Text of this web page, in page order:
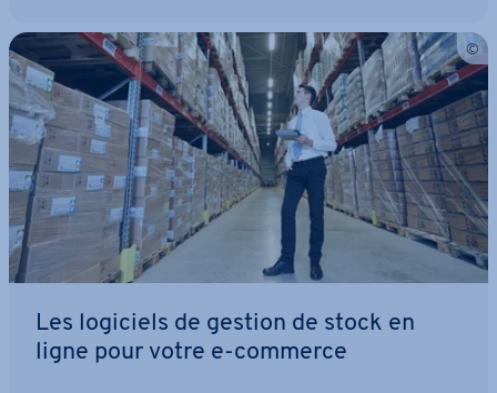
Les logiciels de gestion de stock en
ligne pour votre e-commerce